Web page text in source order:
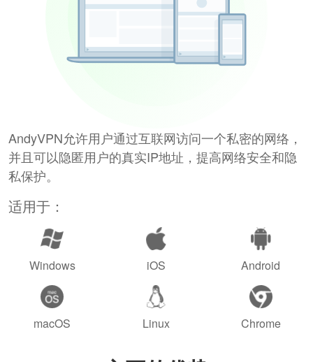
AndyVPN允许用户通过互联网访问一个私密的网络，
并且可以隐匿用户的真实IP地址，提高网络安全和隐
私保护。
适用于：
Windows iOS Android
macOS Linux Chrome